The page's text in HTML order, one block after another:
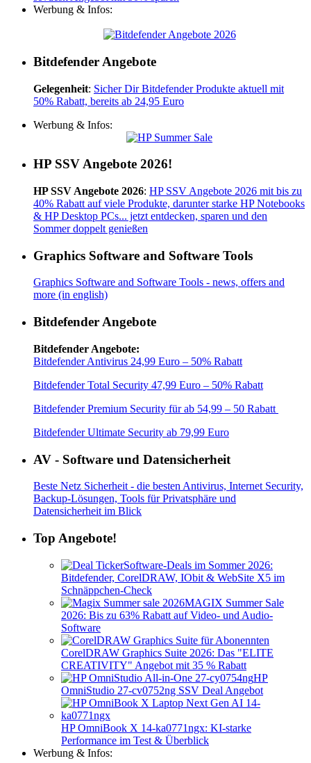
Werbung & Infos:
Bitdefender Angebote
Gelegenheit: Sicher Dir Bitdefender Produkte aktuell mit
50% Rabatt, bereits ab 24,95 Euro
Werbung & Infos:
HP SSV Angebote 2026!
HP SSV Angebote 2026: HP SSV Angebote 2026 mit bis zu
40% Rabatt auf viele Produkte, darunter starke HP Notebooks
& HP Desktop PCs... jetzt entdecken, sparen und den
Sommer doppelt genießen
Graphics Software and Software Tools
Graphics Software and Software Tools - news, offers and
more (in english)
Bitdefender Angebote
Bitdefender Angebote:
Bitdefender Antivirus 24,99 Euro – 50% Rabatt
Bitdefender Total Security 47,99 Euro – 50% Rabatt
Bitdefender Premium Security für ab 54,99 – 50 Rabatt
Bitdefender Ultimate Security ab 79,99 Euro
AV - Software und Datensicherheit
Beste Netz Sicherheit - die besten Antivirus, Internet Security,
Backup-Lösungen, Tools für Privatsphäre und
Datensicherheit im Blick
Top Angebote!
Software-Deals im Sommer 2026:
Bitdefender, CorelDRAW, IObit & WebSite X5 im
Schnäppchen-Check
MAGIX Summer Sale
2026: Bis zu 63% Rabatt auf Video- und Audio-
Software
CorelDRAW Graphics Suite 2026: Das "ELITE
CREATIVITY" Angebot mit 35 % Rabatt
HP
OmniStudio 27-cv0752ng SSV Deal Angebot
HP OmniBook X 14-ka0771ngx: KI-starke
Performance im Test & Überblick
Werbung & Infos: